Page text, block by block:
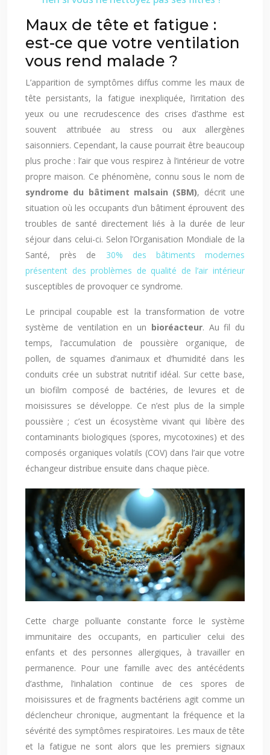
Maux de tête et fatigue :
est-ce que votre ventilation
vous rend malade ?
L’apparition de symptômes diffus comme les maux de
tête persistants, la fatigue inexpliquée, l’irritation des
yeux ou une recrudescence des crises d’asthme est
souvent attribuée au stress ou aux allergènes
saisonniers. Cependant, la cause pourrait être beaucoup
plus proche : l’air que vous respirez à l’intérieur de votre
propre maison. Ce phénomène, connu sous le nom de
syndrome du bâtiment malsain (SBM), décrit une
situation où les occupants d’un bâtiment éprouvent des
troubles de santé directement liés à la durée de leur
séjour dans celui-ci. Selon l’Organisation Mondiale de la
Santé, près de 30% des bâtiments modernes
présentent des problèmes de qualité de l’air intérieur
susceptibles de provoquer ce syndrome.
Le principal coupable est la transformation de votre
système de ventilation en un bioréacteur. Au fil du
temps, l’accumulation de poussière organique, de
pollen, de squames d’animaux et d’humidité dans les
conduits crée un substrat nutritif idéal. Sur cette base,
un biofilm composé de bactéries, de levures et de
moisissures se développe. Ce n’est plus de la simple
poussière ; c’est un écosystème vivant qui libère des
contaminants biologiques (spores, mycotoxines) et des
composés organiques volatils (COV) dans l’air que votre
échangeur distribue ensuite dans chaque pièce.
Cette charge polluante constante force le système
immunitaire des occupants, en particulier celui des
enfants et des personnes allergiques, à travailler en
permanence. Pour une famille avec des antécédents
d’asthme, l’inhalation continue de ces spores de
moisissures et de fragments bactériens agit comme un
déclencheur chronique, augmentant la fréquence et la
sévérité des symptômes respiratoires. Les maux de tête
et la fatigue ne sont alors que les premiers signaux